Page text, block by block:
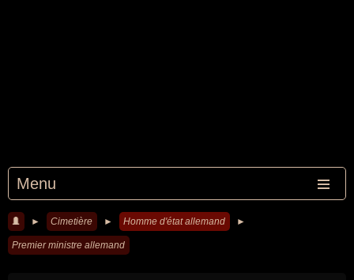
Menu
► Cimetière ► Homme d'état allemand ►
Premier ministre allemand